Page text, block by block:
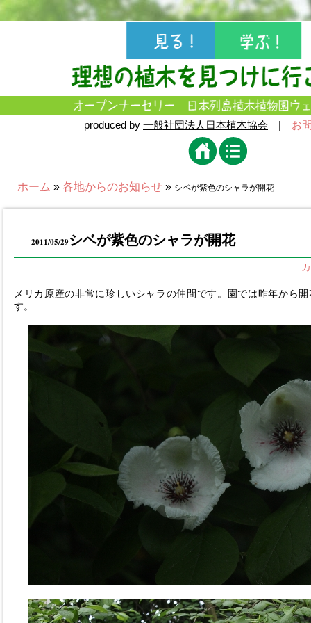
produced by 一般社団法人日本植木協会 | お
ホーム » 各地からのお知らせ » シベが紫色のシャラが開花
2011/05/29シベが紫色のシャラが開花
メリカ原産の非常に珍しいシャラの仲間です。園では昨年から
す。